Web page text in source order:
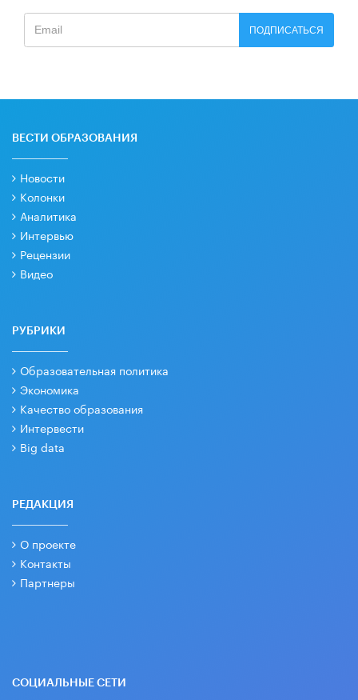
ПОДПИСАТЬСЯ
ВЕСТИ ОБРАЗОВАНИЯ
Новости
Колонки
Аналитика
Интервью
Рецензии
Видео
РУБРИКИ
Образовательная политика
Экономика
Качество образования
Интервести
Big data
РЕДАКЦИЯ
О проекте
Контакты
Партнеры
СОЦИАЛЬНЫЕ СЕТИ